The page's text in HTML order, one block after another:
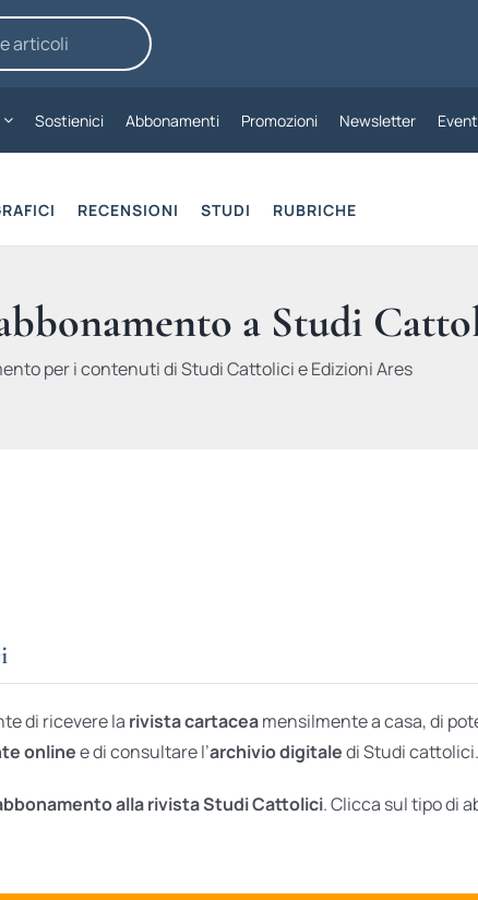
Sostienici Abbonamenti Promozioni Newsletter
RECENSIONI STUDI RUBRICHE
a Studi
per i contenuti di Studi Cattolici e Edizioni Ares
di ricevere la rivista cartaceamensilmente a casa, di
onlinee di consultare l’archivio digitaledi Studi cattolici.
alla rivista Studi Cattolici. Clicca sul tipo di